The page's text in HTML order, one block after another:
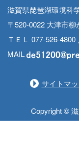
滋賀県琵琶湖環境科
〒520-0022 大津市柳
ＴＥＬ 077-526-
MAIL
サイトマ
Copyright ©